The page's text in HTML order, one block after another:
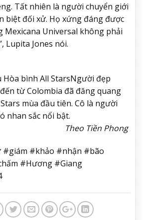
Tất nhiên là người chuyển giới
biệt đối xử. Họ xứng đáng được
Mexicana Universal không phải
Lupita Jones nói.
Hòa bình All StarsNgười đẹp
từ Colombia đã đăng quang
mùa đầu tiên. Cô là người
nhan sắc nổi bật.
Theo Tiền Phong
#giám #khảo #nhận #bão
#Hương #Giang